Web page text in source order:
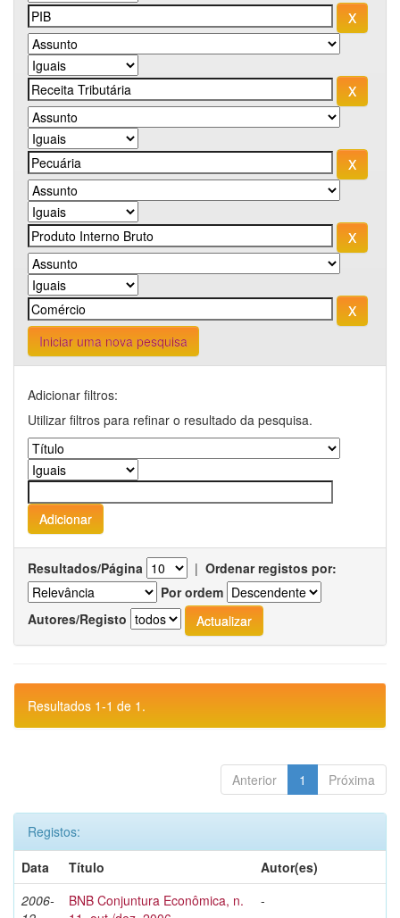
Iniciar uma nova pesquisa
Adicionar filtros:
Utilizar filtros para refinar o resultado da pesquisa.
Resultados/Página | Ordenar registos por:
Por ordem
Autores/Registo
Resultados 1-1 de 1.
Anterior 1 Próxima
Registos:
Data
Título
Autor(es)
2006-
BNB Conjuntura Econômica, n.
-